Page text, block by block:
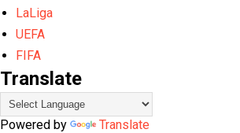
LaLiga
UEFA
FIFA
Translate
Powered by
Translate